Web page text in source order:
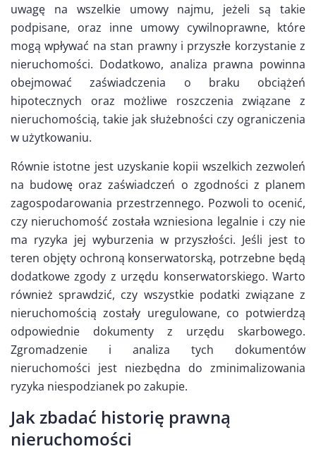
uwagę na wszelkie umowy najmu, jeżeli są takie
podpisane, oraz inne umowy cywilnoprawne, które
mogą wpływać na stan prawny i przyszłe korzystanie z
nieruchomości. Dodatkowo, analiza prawna powinna
obejmować zaświadczenia o braku obciążeń
hipotecznych oraz możliwe roszczenia związane z
nieruchomością, takie jak służebności czy ograniczenia
w użytkowaniu.
Równie istotne jest uzyskanie kopii wszelkich zezwoleń
na budowę oraz zaświadczeń o zgodności z planem
zagospodarowania przestrzennego. Pozwoli to ocenić,
czy nieruchomość została wzniesiona legalnie i czy nie
ma ryzyka jej wyburzenia w przyszłości. Jeśli jest to
teren objęty ochroną konserwatorską, potrzebne będą
dodatkowe zgody z urzędu konserwatorskiego. Warto
również sprawdzić, czy wszystkie podatki związane z
nieruchomością zostały uregulowane, co potwierdzą
odpowiednie dokumenty z urzędu skarbowego.
Zgromadzenie i analiza tych dokumentów
nieruchomości jest niezbędna do zminimalizowania
ryzyka niespodzianek po zakupie.
Jak zbadać historię prawną
nieruchomości